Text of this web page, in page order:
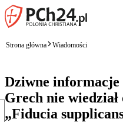
Strona główna Wiadomości
Dziwne
Grech nie
„Fiducia